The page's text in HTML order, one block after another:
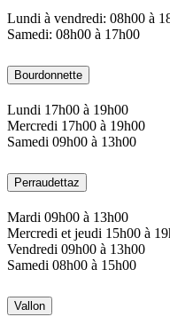
Lundi à vendredi: 08h00 à
Samedi: 08h00 à 17h00
Bourdonnette
Lundi 17h00 à 19h00
Mercredi 17h00 à 19h00
Samedi 09h00 à 13h00
Perraudettaz
Mardi 09h00 à 13h00
Mercredi et jeudi 15h00 à
Vendredi 09h00 à 13h00
Samedi 08h00 à 15h00
Vallon